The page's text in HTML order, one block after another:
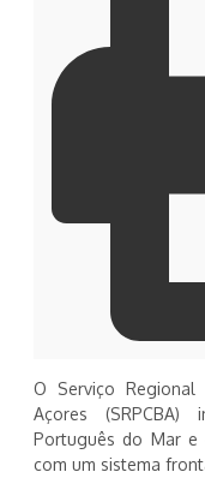
O Serviço
Açores
Português do Mar e
com um sistema